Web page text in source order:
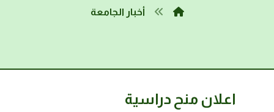
أخبار الجامعة
اعلان منح دراسية